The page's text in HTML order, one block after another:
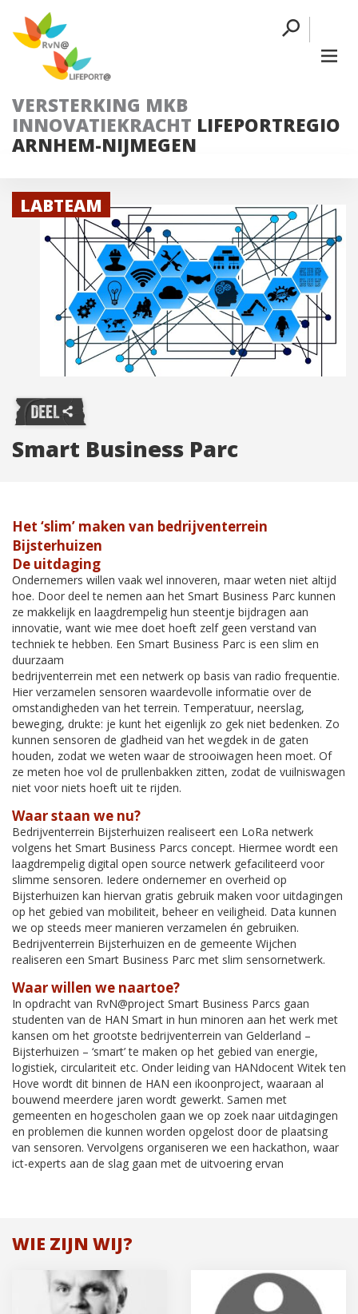
VERSTERKING MKB
INNOVATIEKRACHT LIFEPORTREGIO
ARNHEM-NIJMEGEN
LABTEAM
Smart Business Parc
Het ‘slim’ maken van bedrijventerrein
Bijsterhuizen
De uitdaging
Ondernemers willen vaak wel innoveren, maar weten niet altijd
hoe. Door deel te nemen aan het Smart Business Parc kunnen
ze makkelijk en laagdrempelig hun steentje bijdragen aan
innovatie, want wie mee­ doet hoeft zelf geen verstand van
techniek te hebben. Een Smart Business Parc is een slim en
duurzaam
bedrijventerrein met een netwerk op basis van radio­ frequentie.
Hier verzamelen sensoren waardevolle informatie over de
omstandigheden van het terrein. Temperatuur, neerslag,
beweging, drukte: je kunt het eigenlijk zo gek niet bedenken. Zo
kunnen sensoren de gladheid van het wegdek in de gaten
houden, zodat we weten waar de strooiwagen heen moet. Of
ze meten hoe vol de prullenbakken zitten, zodat de vuilniswagen
niet voor niets hoeft uit te rijden.
Waar staan we nu?
Bedrijventerrein Bijsterhuizen realiseert een LoRa netwerk
volgens het Smart Business Parcs concept. Hiermee wordt een
laagdrempelig digital open source netwerk gefaciliteerd voor
slimme sensoren. Iedere ondernemer en overheid op
Bijsterhuizen kan hiervan gratis gebruik maken voor uitdagingen
op het gebied van mobiliteit, beheer en veiligheid. Data kunnen
we op steeds meer manieren verzamelen én gebruiken.
Bedrijventerrein Bijsterhuizen en de gemeente Wijchen
realiseren een Smart Business Parc met slim sensornetwerk.
Waar willen we naartoe?
In opdracht van RvN@project Smart Business Parcs gaan
studenten van de HAN Smart in hun minoren aan het werk met
kansen om het grootste bedrijventerrein van Gelderland –
Bijsterhuizen – ‘smart’ te maken op het gebied van energie,
logistiek, circulariteit etc. Onder leiding van HANdocent Witek ten
Hove wordt dit binnen de HAN een ikoonproject, waaraan al
bouwend meerdere jaren wordt gewerkt. Samen met
gemeenten en hogescholen gaan we op zoek naar uitdagingen
en problemen die kunnen wor­den opgelost door de plaatsing
van sensoren. Vervolgens organiseren we een hackathon, waar
ict­-experts aan de slag gaan met de uitvoering ervan
WIE ZIJN WIJ?